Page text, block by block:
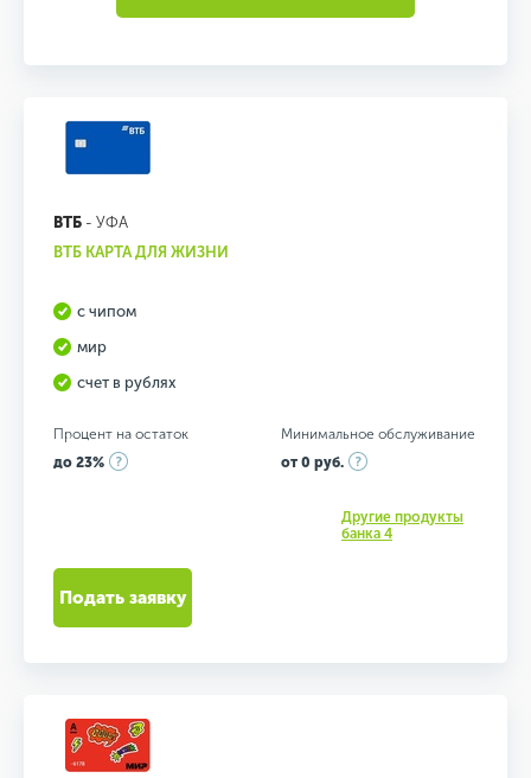
ВТБ - УФА
ВТБ КАРТА ДЛЯ ЖИЗНИ
с чипом
мир
счет в рублях
Процент на остаток
до 23%
Минимальное обслуживание
от 0 руб.
Другие продукты
банка 4
Подать заявку